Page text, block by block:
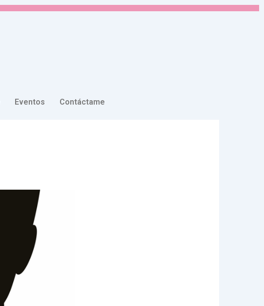
Eventos Contáctame